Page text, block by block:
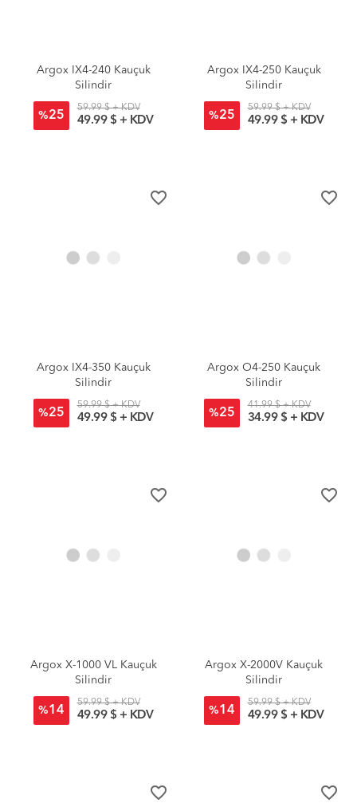
Argox IX4-240 Kauçuk
Silindir
%25
59.99 $ + KDV
49.99 $ + KDV
Argox IX4-250 Kauçuk
Silindir
%25
59.99 $ + KDV
49.99 $ + KDV
favorite_border
Argox IX4-350 Kauçuk
Silindir
%25
59.99 $ + KDV
49.99 $ + KDV
favorite_border
Argox O4-250 Kauçuk
Silindir
%25
41.99 $ + KDV
34.99 $ + KDV
favorite_border
Argox X-1000 VL Kauçuk
Silindir
%14
59.99 $ + KDV
49.99 $ + KDV
favorite_border
Argox X-2000V Kauçuk
Silindir
%14
59.99 $ + KDV
49.99 $ + KDV
favorite_border favorite_border